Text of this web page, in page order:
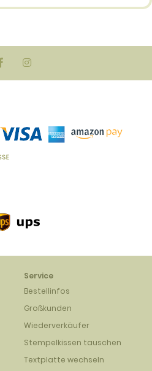
Service
Bestellinfos
Großkunden
Wiederverkäufer
Stempelkissen tauschen
Textplatte wechseln